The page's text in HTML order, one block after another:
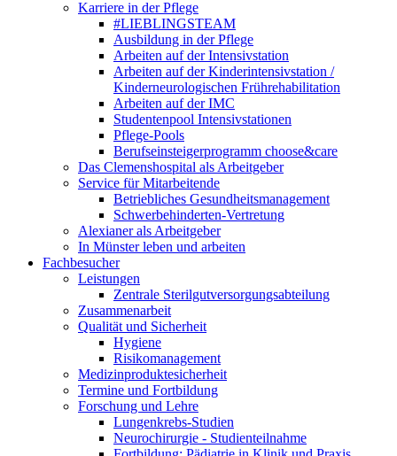
Karriere in der Pflege
#LIEBLINGSTEAM
Ausbildung in der Pflege
Arbeiten auf der Intensivstation
Arbeiten auf der Kinderintensivstation /
Kinderneurologischen Frührehabilitation
Arbeiten auf der IMC
Studentenpool Intensivstationen
Pflege-Pools
Berufseinsteigerprogramm choose&care
Das Clemenshospital als Arbeitgeber
Service für Mitarbeitende
Betriebliches Gesundheitsmanagement
Schwerbehinderten-Vertretung
Alexianer als Arbeitgeber
In Münster leben und arbeiten
Fachbesucher
Leistungen
Zentrale Sterilgutversorgungsabteilung
Zusammenarbeit
Qualität und Sicherheit
Hygiene
Risikomanagement
Medizinproduktesicherheit
Termine und Fortbildung
Forschung und Lehre
Lungenkrebs-Studien
Neurochirurgie - Studienteilnahme